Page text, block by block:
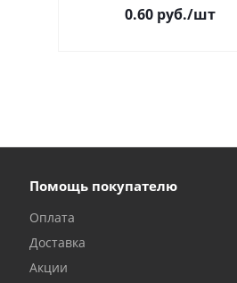
0.60 руб./шт
Помощь покупателю
Оплата
Доставка
Акции